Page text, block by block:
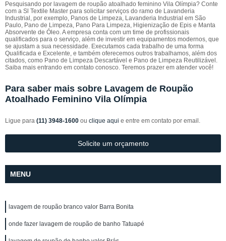
Pesquisando por lavagem de roupão atoalhado feminino Vila Olímpia? Conte
com a Sl Textile Master para solicitar serviços do ramo de Lavanderia
Industrial, por exemplo, Panos de Limpeza, Lavanderia Industrial em São
Paulo, Pano de Limpeza, Pano Para Limpeza, Higienização de Epis e Manta
Absorvente de Óleo. A empresa conta com um time de profissionais
qualificados para o serviço, além de investir em equipamentos modernos, que
se ajustam a sua necessidade. Executamos cada trabalho de uma forma
Qualificada e Excelente, e também oferecemos outros trabalhamos, além dos
citados, como Pano de Limpeza Descartável e Pano de Limpeza Reutilizável.
Saiba mais entrando em contato conosco. Teremos prazer em atender você!
Para saber mais sobre Lavagem de Roupão
Atoalhado Feminino Vila Olímpia
Ligue para (11) 3948-1600 ou clique aqui e entre em contato por email.
Solicite um orçamento
MENU
lavagem de roupão branco valor Barra Bonita
onde fazer lavagem de roupão de banho Tatuapé